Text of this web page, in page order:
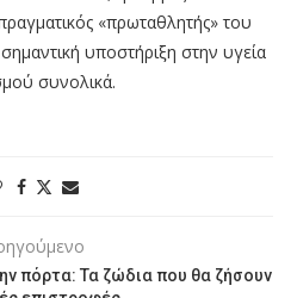
«πρωταθλητής» του
υποστήριξη στην υγεία
συνολικά.
πόρτα: Τα ζώδια που θα ζήσουν